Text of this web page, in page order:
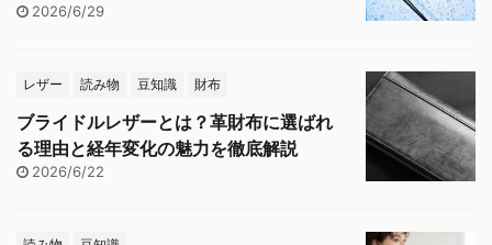
2026/6/29
レザー 読み物 豆知識 財布
ブライドルレザーとは？革財布に選ばれ
る理由と経年変化の魅力を徹底解説
2026/6/22